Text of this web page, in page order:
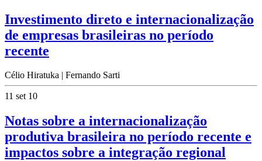
Investimento direto e internacionalização
de empresas brasileiras no período
recente
Célio Hiratuka | Fernando Sarti
11 set 10
Notas sobre a internacionalização
produtiva brasileira no período recente e
impactos sobre a integração regional